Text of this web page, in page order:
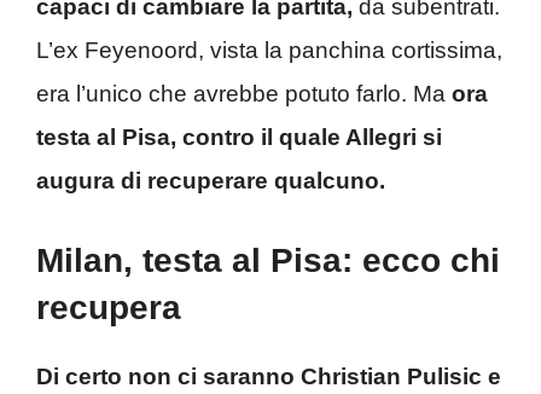
capaci di cambiare la partita, da subentrati.
L’ex Feyenoord, vista la panchina cortissima,
era l’unico che avrebbe potuto farlo. Ma ora
testa al Pisa, contro il quale Allegri si
augura di recuperare qualcuno.
Milan, testa al Pisa: ecco chi
recupera
Di certo non ci saranno Christian Pulisic e